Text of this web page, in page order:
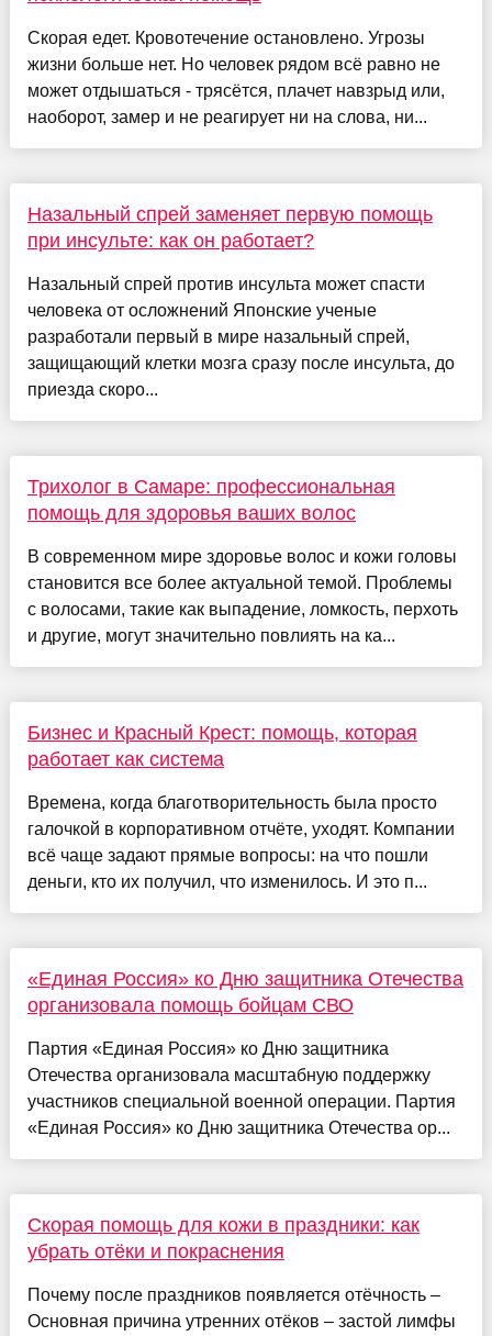
Скорая едет. Кровотечение остановлено. Угрозы
жизни больше нет. Но человек рядом всё равно не
может отдышаться - трясётся, плачет навзрыд или,
наоборот, замер и не реагирует ни на слова, ни...
Назальный спрей заменяет первую помощь
при инсульте: как он работает?
Назальный спрей против инсульта может спасти
человека от осложнений Японские ученые
разработали первый в мире назальный спрей,
защищающий клетки мозга сразу после инсульта, до
приезда скоро...
Трихолог в Самаре: профессиональная
помощь для здоровья ваших волос
В современном мире здоровье волос и кожи головы
становится все более актуальной темой. Проблемы
с волосами, такие как выпадение, ломкость, перхоть
и другие, могут значительно повлиять на ка...
Бизнес и Красный Крест: помощь, которая
работает как система
Времена, когда благотворительность была просто
галочкой в корпоративном отчёте, уходят. Компании
всё чаще задают прямые вопросы: на что пошли
деньги, кто их получил, что изменилось. И это п...
«Единая Россия» ко Дню защитника Отечества
организовала помощь бойцам СВО
Партия «Единая Россия» ко Дню защитника
Отечества организовала масштабную поддержку
участников специальной военной операции. Партия
«Единая Россия» ко Дню защитника Отечества ор...
Скорая помощь для кожи в праздники: как
убрать отёки и покраснения
Почему после праздников появляется отёчность –
Основная причина утренних отёков – застой лимфы